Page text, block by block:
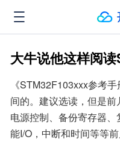
大牛说他这样阅
《STM32F103xxx参考
间的。建议选读，但是前
电源控制、备份寄存器
能I/O，中断和时间等等